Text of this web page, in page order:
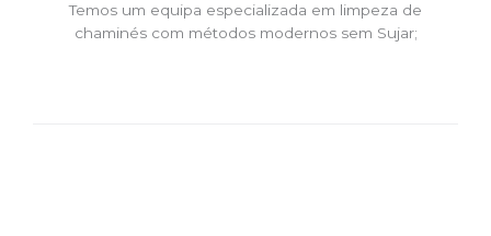
Temos um equipa especializada em limpeza de
chaminés com métodos modernos sem Sujar;